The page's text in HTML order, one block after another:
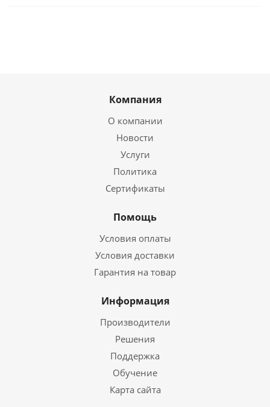
Компания
О компании
Новости
Услуги
Политика
Сертификаты
Помощь
Условия оплаты
Условия доставки
Гарантия на товар
Информация
Производители
Решения
Поддержка
Обучение
Карта сайта